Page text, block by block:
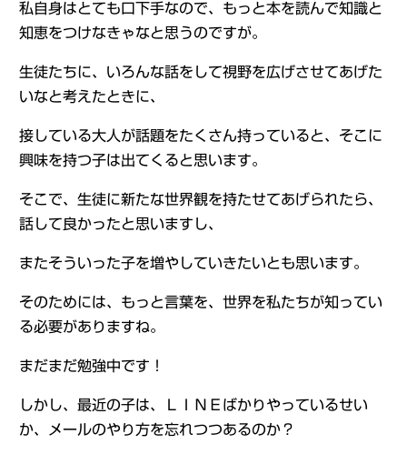
私自身はとても口下手なので、もっと本を読んで知識と
知恵をつけなきゃなと思うのですが。
生徒たちに、いろんな話をして視野を広げさせてあげた
いなと考えたときに、
接している大人が話題をたくさん持っていると、そこに
興味を持つ子は出てくると思います。
そこで、生徒に新たな世界観を持たせてあげられたら、
話して良かったと思いますし、
またそういった子を増やしていきたいとも思います。
そのためには、もっと言葉を、世界を私たちが知ってい
る必要がありますね。
まだまだ勉強中です！
しかし、最近の子は、ＬＩＮＥばかりやっているせい
か、メールのやり方を忘れつつあるのか？